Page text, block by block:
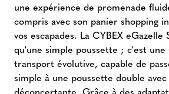
une expérience de promenade
compris avec son panier shopping
vos escapades. La CYBEX eGazelle
qu'une simple poussette ; c'est une
transport évolutive, capable de
simple à une poussette double avec
déconcertante. Grâce à des